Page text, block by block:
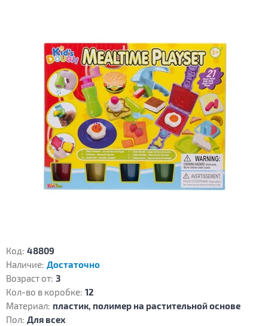
Код: 48809
Наличие: Достаточно
Возраст от: 3
Кол-во в коробке: 12
Материал: пластик, полимер на растительной основе
Пол: Для всех